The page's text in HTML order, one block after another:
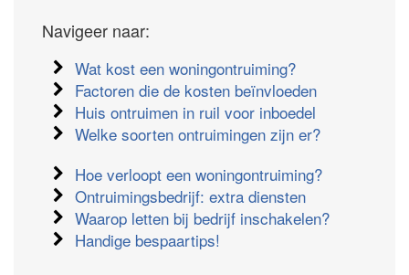
Navigeer naar:
Wat kost een woningontruiming?
Factoren die de kosten beïnvloeden
Huis ontruimen in ruil voor inboedel
Welke soorten ontruimingen zijn er?
Hoe verloopt een woningontruiming?
Ontruimingsbedrijf: extra diensten
Waarop letten bij bedrijf inschakelen?
Handige bespaartips!